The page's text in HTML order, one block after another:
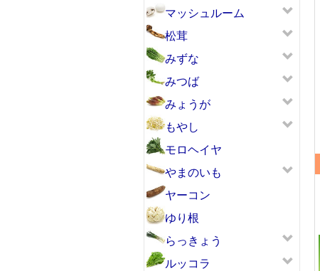
マッシュルーム
松茸
みずな
みつば
みょうが
もやし
モロヘイヤ
やまのいも
ヤーコン
ゆり根
らっきょう
ルッコラ